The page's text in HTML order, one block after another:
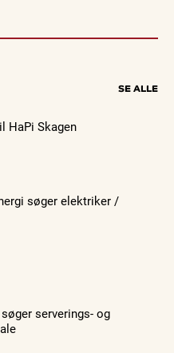
SE ALLE
HaPi Skagen
søger elektriker /
serverings- og